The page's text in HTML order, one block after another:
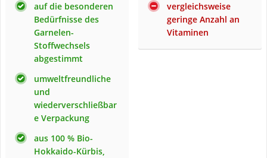
auf die besonderen
Bedürfnisse des
Garnelen-
Stoffwechsels
abgestimmt
umweltfreundliche
und
wiederverschließbar
e Verpackung
aus 100 % Bio-
Hokkaido-Kürbis,
vergleichsweise
geringe Anzahl an
Vitaminen